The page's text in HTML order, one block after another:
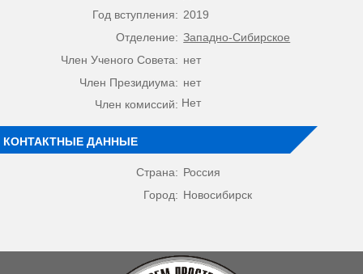
Год вступления: 2019
Отделение: Западно-Сибирское
Член Ученого Совета: нет
Член Президиума: нет
Член комиссий: Нет
КОНТАКТНЫЕ ДАННЫЕ
Страна: Россия
Город: Новосибирск